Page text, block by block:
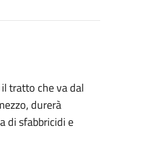
tratto che va dal
durerà
di sfabbricidi e